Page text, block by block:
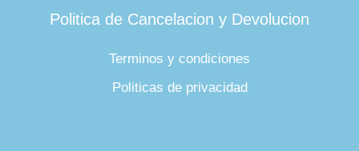
Politica de Cancelacion y Devolucion
Terminos y condiciones
Politicas de privacidad